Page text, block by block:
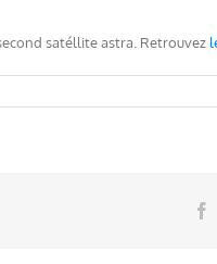
satéllite astra. Retrouvez